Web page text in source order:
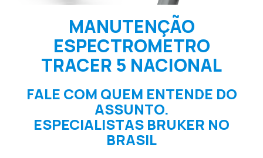
MANUTENÇÃO
ESPECTROMETRO
TRACER 5 NACIONAL
FALE COM QUEM ENTENDE DO
ASSUNTO.
ESPECIALISTAS BRUKER NO
BRASIL